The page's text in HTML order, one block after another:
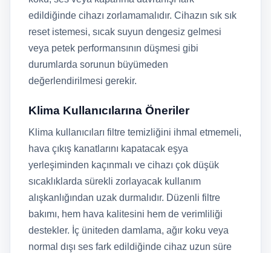
edildiğinde cihazı zorlamamalıdır. Cihazın sık sık
reset istemesi, sıcak suyun dengesiz gelmesi
veya petek performansının düşmesi gibi
durumlarda sorunun büyümeden
değerlendirilmesi gerekir.
Klima Kullanıcılarına Öneriler
Klima kullanıcıları filtre temizliğini ihmal etmemeli,
hava çıkış kanatlarını kapatacak eşya
yerleşiminden kaçınmalı ve cihazı çok düşük
sıcaklıklarda sürekli zorlayacak kullanım
alışkanlığından uzak durmalıdır. Düzenli filtre
bakımı, hem hava kalitesini hem de verimliliği
destekler. İç üniteden damlama, ağır koku veya
normal dışı ses fark edildiğinde cihaz uzun süre